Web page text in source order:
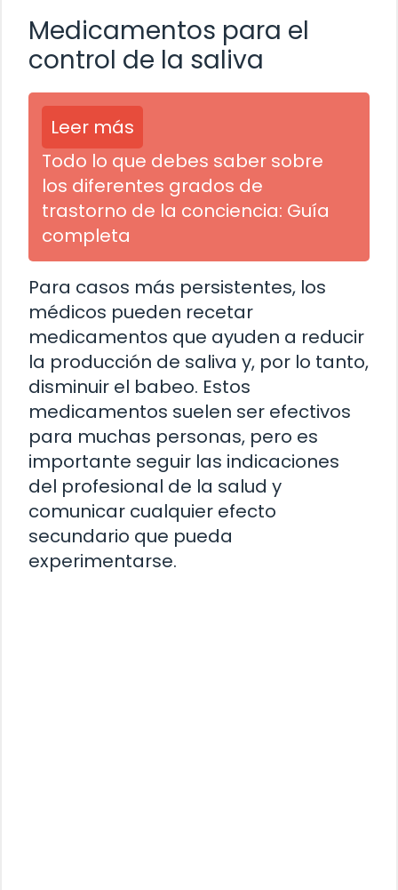
Medicamentos para el
control de la saliva
Leer más
Todo lo que debes saber sobre
los diferentes grados de
trastorno de la conciencia: Guía
completa
Para casos más persistentes, los
médicos pueden recetar
medicamentos que ayuden a reducir
la producción de saliva y, por lo tanto,
disminuir el babeo. Estos
medicamentos suelen ser efectivos
para muchas personas, pero es
importante seguir las indicaciones
del profesional de la salud y
comunicar cualquier efecto
secundario que pueda
experimentarse.